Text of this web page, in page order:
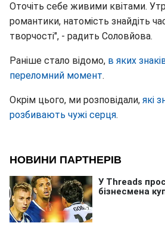
Оточіть себе живими квітами.
романтики, натомість знайдіть
творчості", - радить Соловйова.
Раніше стало відомо, в яких
переломний момент.
Окрім цього, ми розповідали, які
розбивають чужі серця.